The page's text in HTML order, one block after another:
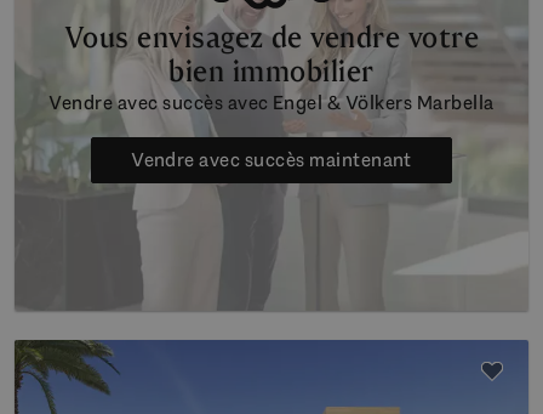
Vous envisagez de vendre votre
bien immobilier
Vendre avec succès avec Engel & Völkers Marbella
Vendre avec succès maintenant